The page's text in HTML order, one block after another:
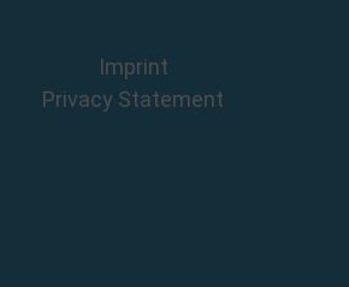
Imprint
Privacy Statement